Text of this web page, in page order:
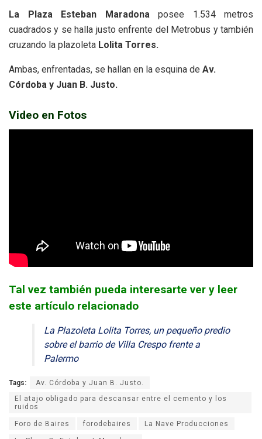
La Plaza Esteban Maradona posee 1.534 metros
cuadrados y se halla justo enfrente del Metrobus y también
cruzando la plazoleta Lolita Torres.
Ambas, enfrentadas, se hallan en la esquina de Av.
Córdoba y Juan B. Justo.
Video en Fotos
Tal vez también pueda interesarte ver y leer
este artículo relacionado
La Plazoleta Lolita Torres, un pequeño predio
sobre el barrio de Villa Crespo frente a
Palermo
Tags:
Av. Córdoba y Juan B. Justo.
El atajo obligado para descansar entre el cemento y los
ruidos
Foro de Baires forodebaires La Nave Producciones